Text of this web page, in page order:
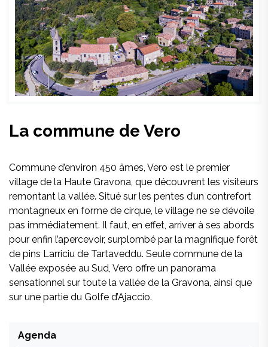
La commune de Vero
Commune d’environ 450 âmes, Vero est le premier
village de la Haute Gravona, que découvrent les visiteurs
remontant la vallée. Situé sur les pentes d’un contrefort
montagneux en forme de cirque, le village ne se dévoile
pas immédiatement. Il faut, en effet, arriver à ses abords
pour enfin l’apercevoir, surplombé par la magnifique forêt
de pins Larriciu de Tartaveddu. Seule commune de la
Vallée exposée au Sud, Vero offre un panorama
sensationnel sur toute la vallée de la Gravona, ainsi que
sur une partie du Golfe d’Ajaccio.
Agenda